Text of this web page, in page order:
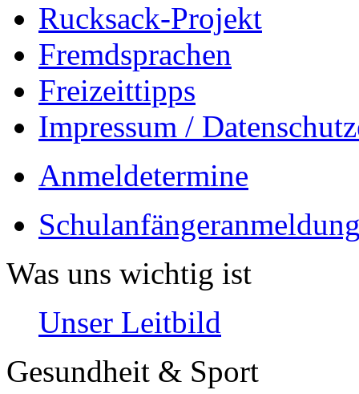
Rucksack-Projekt
Fremdsprachen
Freizeittipps
Impressum /
Anmeldetermine
Was uns wichtig ist
Unser Leitbild
Gesundheit & Sport